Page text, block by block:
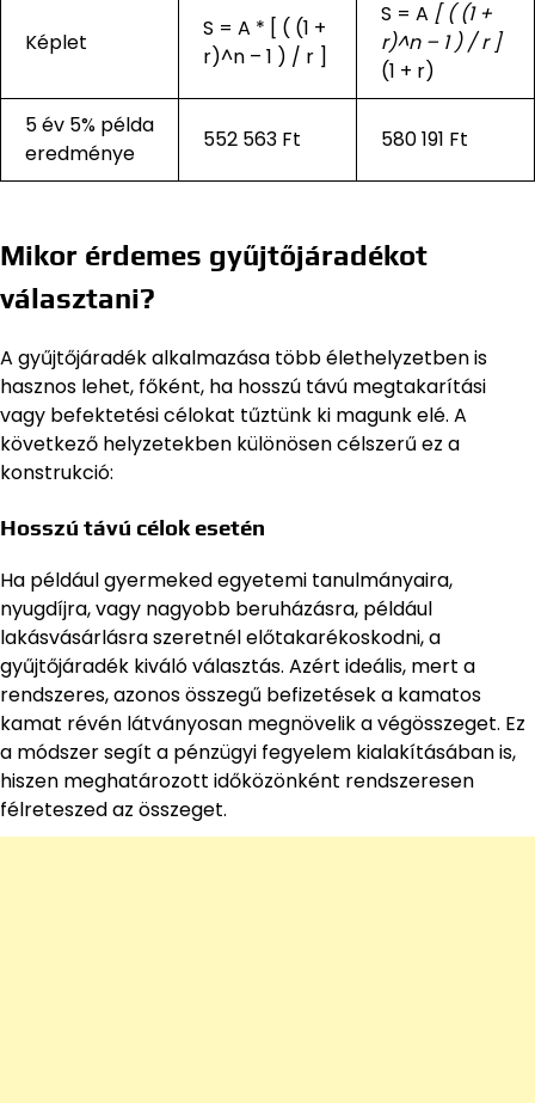
Képlet
S = A * [ ( (1 +
r)^n – 1 ) / r ]
S = A [ ( (1 +
r)^n – 1 ) / r ]
(1 + r)
5 év 5% példa
eredménye
552 563 Ft 580 191 Ft
Mikor érdemes gyűjtőjáradékot
választani?
A gyűjtőjáradék alkalmazása több élethelyzetben is
hasznos lehet, főként, ha hosszú távú megtakarítási
vagy befektetési célokat tűztünk ki magunk elé. A
következő helyzetekben különösen célszerű ez a
konstrukció:
Hosszú távú célok esetén
Ha például gyermeked egyetemi tanulmányaira,
nyugdíjra, vagy nagyobb beruházásra, például
lakásvásárlásra szeretnél előtakarékoskodni, a
gyűjtőjáradék kiváló választás. Azért ideális, mert a
rendszeres, azonos összegű befizetések a kamatos
kamat révén látványosan megnövelik a végösszeget. Ez
a módszer segít a pénzügyi fegyelem kialakításában is,
hiszen meghatározott időközönként rendszeresen
félreteszed az összeget.